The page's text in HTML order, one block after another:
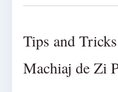
Tips and
Machiaj de Zi